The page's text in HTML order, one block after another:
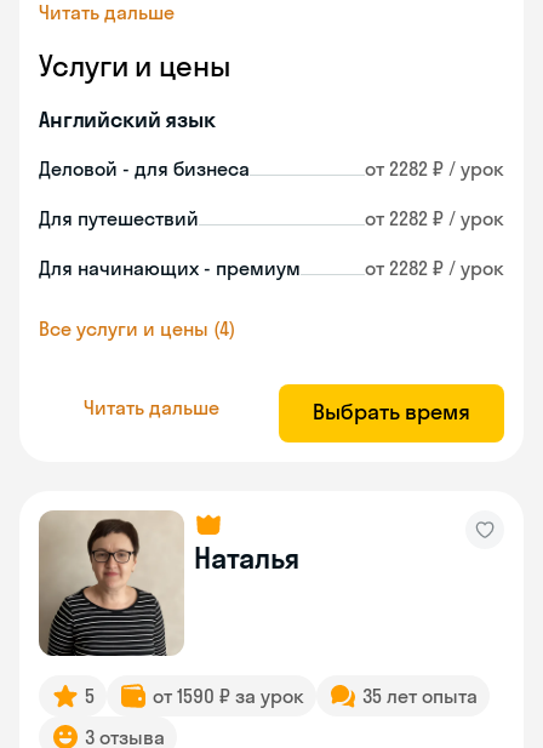
Читать дальше
Услуги и цены
Английский язык
Деловой - для бизнеса от 2282 ₽ / урок
Для путешествий от 2282 ₽ / урок
Для начинающих - премиум от 2282 ₽ / урок
Все услуги и цены (4)
Читать дальше Выбрать время
Наталья
5 от 1590 ₽ за урок
35 лет опыта
3 отзыва